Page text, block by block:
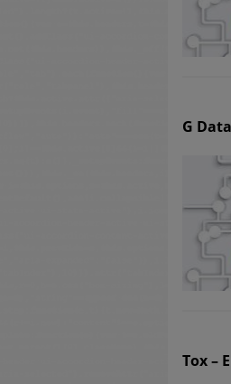
G
Tox –